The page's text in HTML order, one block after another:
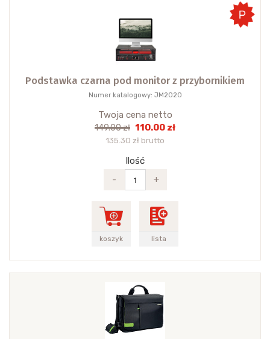
Podstawka czarna pod monitor z przybornikiem
Numer katalogowy: JM2020
Twoja cena netto
149.00 zł 110.00 zł
135.30 zł brutto
Ilość
-
+
koszyk lista